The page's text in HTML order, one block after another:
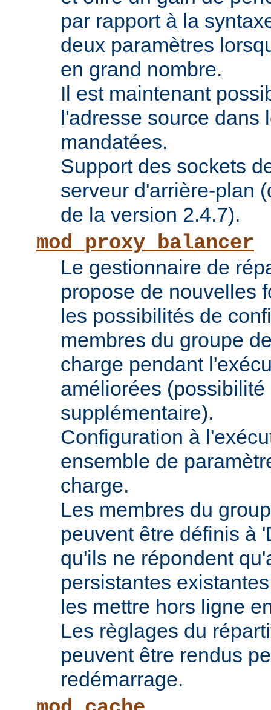
par rapport à la
deux paramètres
en grand nombre.
Il est maintenant
l'adresse source dans
mandatées.
Support des sockets
serveur d'arrière-plan
de la version 2.4.7).
mod_proxy_balancer
Le gestionnaire de
propose de nouvelles
les possibilités de
membres du groupe
charge pendant
améliorées
supplémentaire).
Configuration à
ensemble de
charge.
Les membres du
peuvent être définis à
qu'ils ne répondent
persistantes
les mettre hors ligne
Les règlages du
peuvent être rendus
redémarrage.